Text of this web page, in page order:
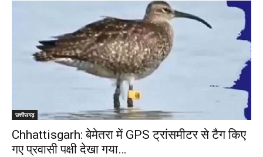
छत्तीसगढ़
Chhattisgarh: बेमेतरा में GPS ट्रांसमीटर से टैग किए
गए प्रवासी पक्षी देखा गया…